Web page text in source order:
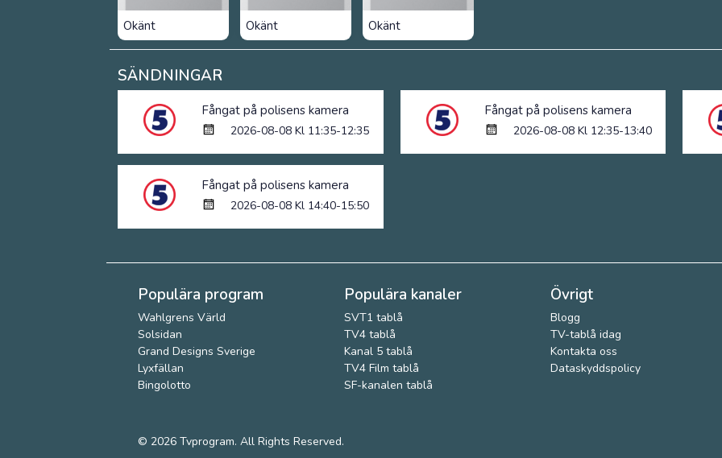
Okänt Okänt Okänt
SÄNDNINGAR
Fångat på polisens kamera
2026-08-08 Kl 11:35-12:35
Fångat på polisens kamera
2026-08-08 Kl 12:35-13:40
Fångat på polisens kamera
2026-08-08 Kl 14:40-15:50
Populära program
Wahlgrens Värld
Solsidan
Grand Designs Sverige
Lyxfällan
Bingolotto
Populära kanaler
SVT1 tablå
TV4 tablå
Kanal 5 tablå
TV4 Film tablå
SF-kanalen tablå
Övrigt
Blogg
TV-tablå idag
Kontakta oss
Dataskyddspolicy
© 2026 Tvprogram. All Rights Reserved.